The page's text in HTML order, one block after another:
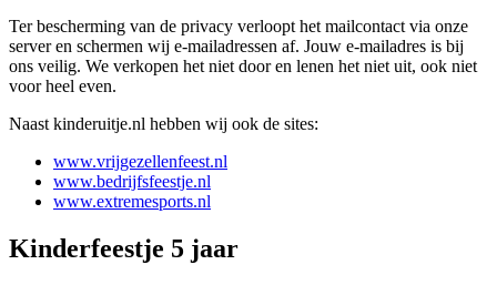
Ter bescherming van de privacy verloopt het mailcontact via onze
server en schermen wij e-mailadressen af. Jouw e-mailadres is bij
ons veilig. We verkopen het niet door en lenen het niet uit, ook niet
voor heel even.
Naast kinderuitje.nl hebben wij ook de sites:
www.vrijgezellenfeest.nl
www.bedrijfsfeestje.nl
www.extremesports.nl
Kinderfeestje 5 jaar